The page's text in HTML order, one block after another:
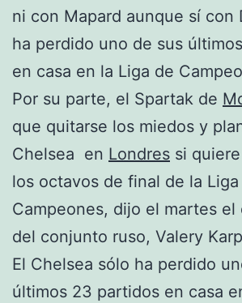
ni con Mapard aunque sí con
ha perdido uno de sus
en casa en la Liga de
Por su parte, el Spartak de
que quitarse los miedos y
Chelsea en Londres si
los octavos de final de la
Campeones, dijo el martes el
del conjunto ruso, Valery
El Chelsea sólo ha perdido
últimos 23 partidos en casa